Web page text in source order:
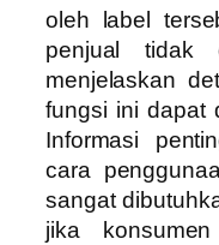
oleh label
penjual tidak
menjelaskan
fungsi ini dapat
Informasi
cara
sangat
jika